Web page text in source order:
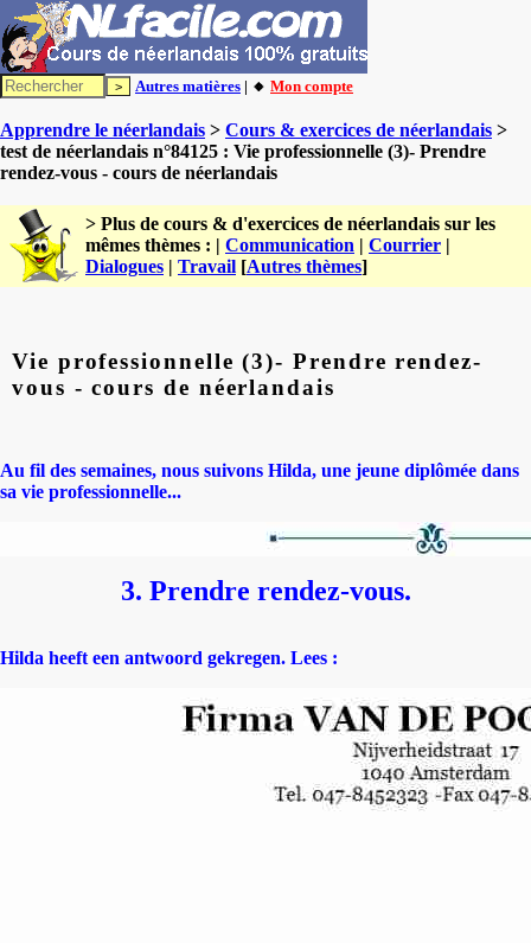
Autres matières | 🔸 Mon compte
Apprendre le néerlandais > Cours & exercices de néerlandais >
test de néerlandais n°84125 : Vie professionnelle (3)- Prendre
rendez-vous - cours de néerlandais
> Plus de cours & d'exercices de néerlandais sur les
mêmes thèmes : | Communication | Courrier |
Dialogues | Travail [Autres thèmes]
Vie professionnelle (3)- Prendre rendez-
vous - cours de néerlandais
Au fil des semaines, nous suivons Hilda, une jeune diplômée dans
sa vie professionnelle...
3. Prendre rendez-vous.
Hilda heeft een antwoord gekregen. Lees :